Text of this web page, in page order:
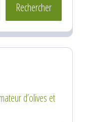
Rechercher
d’olives et